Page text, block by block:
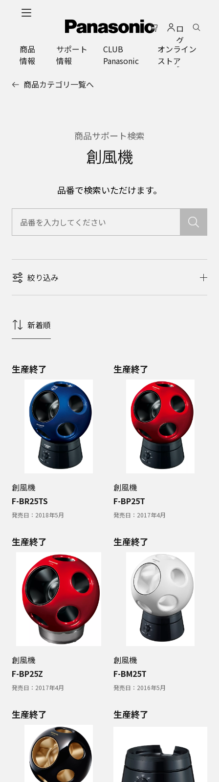
ロ
グ
イ
ン
商品
情報
サポート
情報
CLUB
Panasonic
オンライン
ストア
商品カテゴリ一覧へ
商品サポート検索
創風機
品番で検索いただけます。
絞り込み
新着順
生産終了
創風機
F-BR25TS
発売日： 2018年5月
生産終了
創風機
F-BP25T
発売日： 2017年4月
生産終了
創風機
F-BP25Z
発売日： 2017年4月
生産終了
創風機
F-BM25T
発売日： 2016年5月
生産終了 生産終了